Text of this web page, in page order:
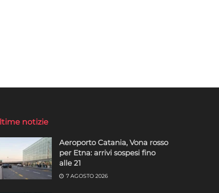
notizie
Aeroporto Catania, Vona rosso
per Etna: arrivi sospesi fino
alle 21
7 AGOSTO 2026